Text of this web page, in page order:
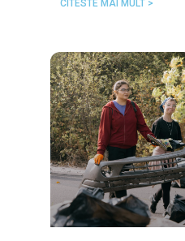
CITESTE MAI MULT >